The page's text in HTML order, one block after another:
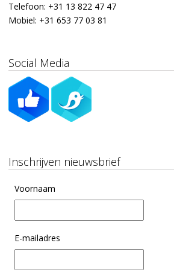
Telefoon: +31 13 822 47 47
Mobiel: +31 653 77 03 81
Social Media
Inschrijven nieuwsbrief
Voornaam
E-mailadres